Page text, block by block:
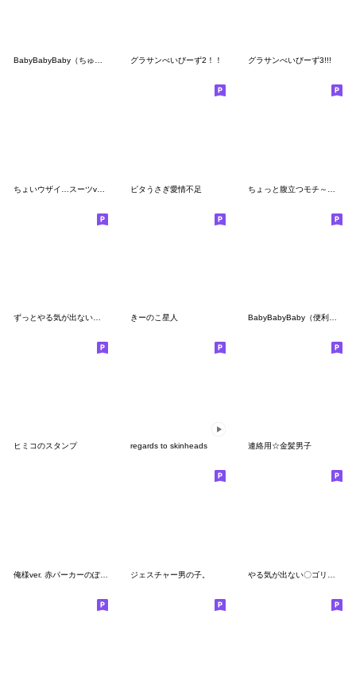
BabyBabyBaby（ちゅきちゅき大ちゅき） グラサンべいびーず2！！ グラサンべいびーず3!!!
ピタうさぎ愛情不足
きーのこ星人
ヒミコのスタンプ regards to skinheads 連絡用☆金髪男子
俺様ver. 赤パーカーのぽっちゃりboy③ ジェスチャー男の子。